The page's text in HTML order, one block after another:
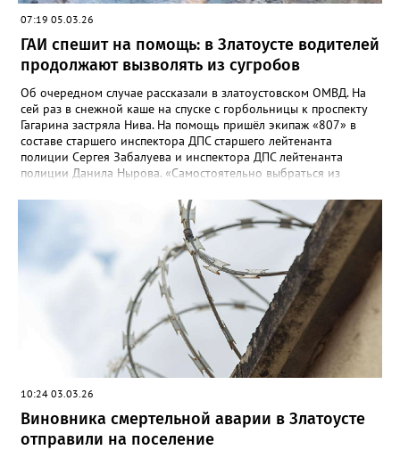
07:19 05.03.26
ГАИ спешит на помощь: в Златоусте водителей
продолжают вызволять из сугробов
Об очередном случае рассказали в златоустовском ОМВД. На
сей раз в снежной каше на спуске с горбольницы к проспекту
Гагарина застряла Нива. На помощь пришёл экипаж «807» в
составе старшего инспектора ДПС старшего лейтенанта
полиции Сергея Забалуева и инспектора ДПС лейтенанта
полиции Данила Нырова. «Самостоятельно выбраться из
часть полиции (напомним номера телефонов: 02/102).
Дежурный направил экипаж ДПС, который при помощи троса
вытащил застрявшее транспортное средство на проезжую
часть», - уточнили в полиции. Там призвали автомобилистов
быть осторожнее при маневрировании и учитывать погодные
10:24 03.03.26
Виновника смертельной аварии в Златоусте
отправили на поселение